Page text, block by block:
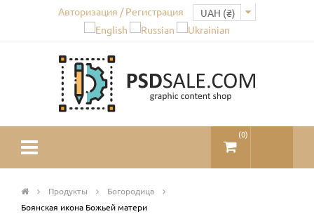
Авторизация / Регистрация
(0)
Продукты
Богородица
Боянская икона Божьей матери